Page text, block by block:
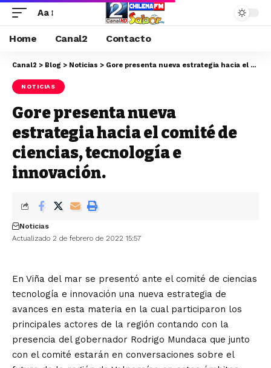
Aa
Home Canal2 Contacto
Canal2 > Blog > Noticias > Gore presenta nueva estrategia hacia el comité de ciencias, tecnología e innovación.
NOTICIAS
Gore presenta nueva
estrategia hacia el comité de
ciencias, tecnología e
innovación.
Actualizado 2 de febrero de 2022 15:57
Noticias
En Viña del mar se presentó ante el comité de ciencias
tecnología e innovación una nueva estrategia de
avances en esta materia en la cual participaron los
principales actores de la región contando con la
presencia del gobernador Rodrigo Mundaca que junto
con el comité estarán en conversaciones sobre el